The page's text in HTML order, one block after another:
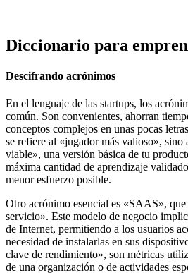
Diccionario para
Descifrando acrónimos
En el lenguaje de las startups, los
común. Son convenientes, ahorran
conceptos complejos en unas pocas
se refiere al «jugador más valioso»,
viable», una versión básica de tu
máxima cantidad de aprendizaje
menor esfuerzo posible.
Otro acrónimo esencial es «SAAS»,
servicio». Este modelo de negocio
de Internet, permitiendo a los usuarios
necesidad de instalarlas en sus
clave de rendimiento», son métricas
de una organización o de actividades